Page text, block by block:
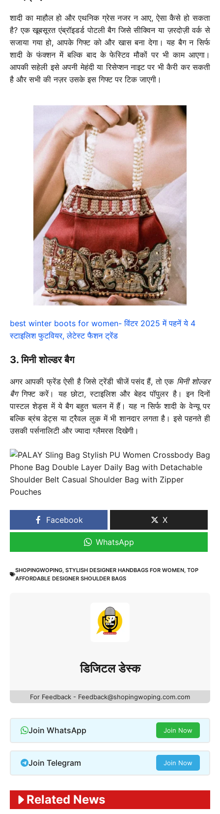
शादी का माहौल हो और एथनिक ग्रेस नजर न आए, ऐसा कैसे हो सकता
है? एक खूबसूरत एंब्रॉइडर्ड पोटली बैग जिसे सीक्विन या ज़रदोज़ी वर्क से
सजाया गया हो, आपके गिफ्ट को और खास बना देगा। यह बैग न सिर्फ
शादी के फंक्शन में बल्कि बाद के फेस्टिव मौकों पर भी काम आएगा।
आपकी सहेली इसे अपनी मेहंदी या रिसेप्शन नाइट पर भी कैरी कर सकती
है और सभी की नज़र उसके इस गिफ्ट पर टिक जाएगी।
best winter boots for women- विंटर 2025 में पहनें ये 4
स्टाइलिश फुटवियर, लेटेस्ट फैशन ट्रेंड
3. मिनी शोल्डर बैग
अगर आपकी फ्रेंड ऐसी है जिसे ट्रेंडी चीजें पसंद हैं, तो एक मिनी शोल्डर
बैगगिफ्ट करें। यह छोटा, स्टाइलिश और बेहद पॉपुलर है। इन दिनों
पास्टल शेड्स में ये बैग बहुत चलन में हैं। यह न सिर्फ शादी के वेन्यू पर
बल्कि ब्रंच डेट्स या ट्रैवल लुक में भी शानदार लगता है। इसे पहनते ही
उसकी पर्सनालिटी और ज्यादा ग्लैमरस दिखेगी।
Facebook X
WhatsApp
SHOPINGWOPING, STYLISH DESIGNER HANDBAGS FOR WOMEN, TOP
AFFORDABLE DESIGNER SHOULDER BAGS
डिजिटल डेस्क
For Feedback - Feedback@shopingwoping.com.com
Join WhatsApp Join Now
Join Telegram Join Now
Related News